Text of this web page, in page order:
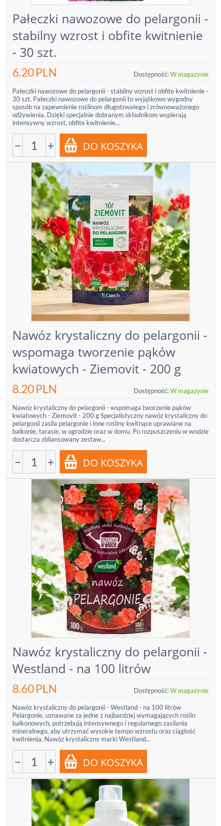
Pałeczki nawozowe do pelargonii -
stabilny wzrost i obfite kwitnienie
- 30 szt.
6.20PLN Dostępność:W magazynie
Pałeczki nawozowe do pelargonii - stabilny wzrost i obfite kwitnienie -
30 szt. Pałeczki nawozowe do pelargonii to wyjątkowo wygodny
sposób na zapewnienie roślinom długotrwałego i zrównoważonego
odżywienia. Dzięki specjalnie dobranym składnikom wspierają
intensywny wzrost, obfite kwitnienie...
− +
Nawóz krystaliczny do pelargonii -
wspomaga tworzenie pąków
kwiatowych - Ziemovit - 200 g
8.20PLN Dostępność:W magazynie
Nawóz krystaliczny do pelargonii - wspomaga tworzenie pąków
kwiatowych - Ziemovit - 200 g Specjalistyczny nawóz krystaliczny do
pelargonii zasila pelargonie i inne rośliny kwitnące uprawiane na
balkonie, tarasie, w ogrodzie oraz w domu. Po rozpuszczeniu w wodzie
dostarcza zbilansowany zestaw...
− +
Nawóz krystaliczny do pelargonii -
Westland - na 100 litrów
8.60PLN Dostępność:W magazynie
Nawóz krystaliczny do pelargonii - Westland - na 100 litrów
Pelargonie, uznawane za jedne z najbardziej wymagających roślin
balkonowych, potrzebują intensywnego i regularnego zasilania
mineralnego, aby utrzymać wysokie tempo wzrostu oraz ciągłość
kwitnienia. Nawóz krystaliczny marki Westland...
− +